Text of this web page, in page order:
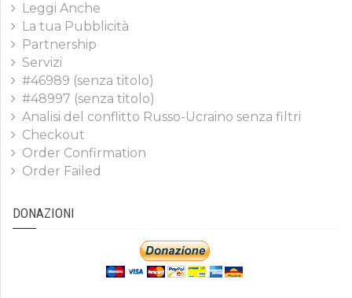
Leggi Anche
La tua Pubblicità
Partnership
Servizi
#46989 (senza titolo)
#48997 (senza titolo)
Analisi del conflitto Russo-Ucraino senza filtri
Checkout
Order Confirmation
Order Failed
DONAZIONI